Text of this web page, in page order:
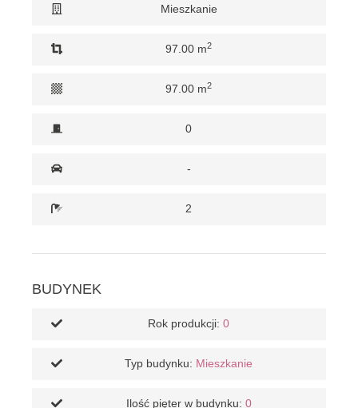
Mieszkanie
97.00 m2
97.00 m2
0
-
2
BUDYNEK
Rok produkcji: 0
Typ budynku: Mieszkanie
Ilość pięter w budynku: 0